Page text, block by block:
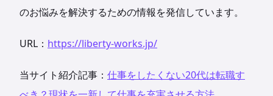
のお悩みを解決するための情報を発信しています。
URL： https://liberty-works.jp/
当サイト紹介記事： 仕事をしたくない20代は転職す